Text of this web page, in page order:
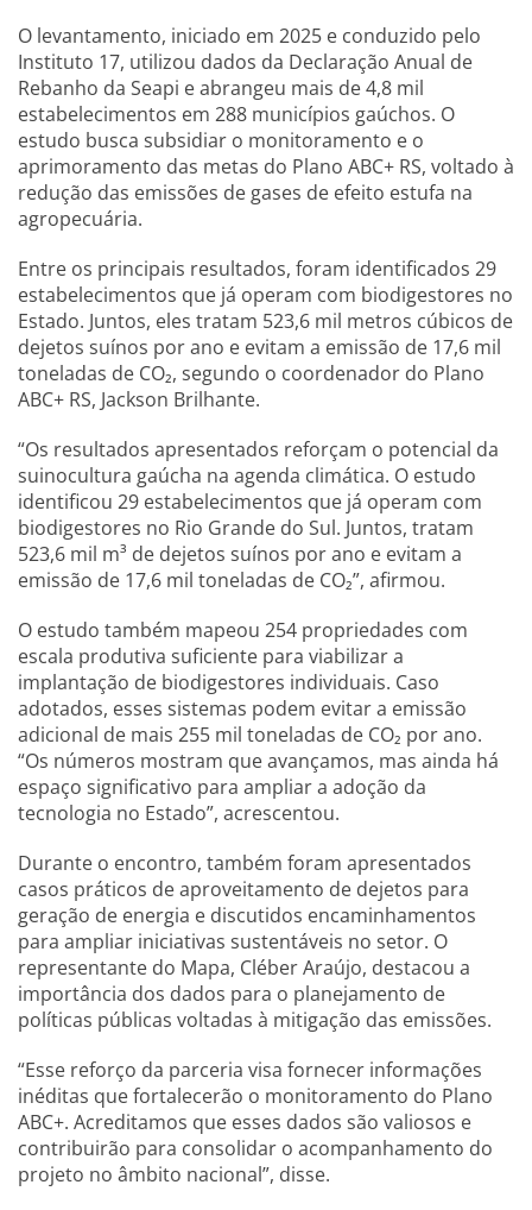
O levantamento, iniciado em 2025 e conduzido pelo
Instituto 17, utilizou dados da Declaração Anual de
Rebanho da Seapi e abrangeu mais de 4,8 mil
estabelecimentos em 288 municípios gaúchos. O
estudo busca subsidiar o monitoramento e o
aprimoramento das metas do Plano ABC+ RS, voltado à
redução das emissões de gases de efeito estufa na
agropecuária.
Entre os principais resultados, foram identificados 29
estabelecimentos que já operam com biodigestores no
Estado. Juntos, eles tratam 523,6 mil metros cúbicos de
dejetos suínos por ano e evitam a emissão de 17,6 mil
toneladas de CO₂, segundo o coordenador do Plano
ABC+ RS, Jackson Brilhante.
“Os resultados apresentados reforçam o potencial da
suinocultura gaúcha na agenda climática. O estudo
identificou 29 estabelecimentos que já operam com
biodigestores no Rio Grande do Sul. Juntos, tratam
523,6 mil m³ de dejetos suínos por ano e evitam a
emissão de 17,6 mil toneladas de CO₂”, afirmou.
O estudo também mapeou 254 propriedades com
escala produtiva suficiente para viabilizar a
implantação de biodigestores individuais. Caso
adotados, esses sistemas podem evitar a emissão
adicional de mais 255 mil toneladas de CO₂ por ano.
“Os números mostram que avançamos, mas ainda há
espaço significativo para ampliar a adoção da
tecnologia no Estado”, acrescentou.
Durante o encontro, também foram apresentados
casos práticos de aproveitamento de dejetos para
geração de energia e discutidos encaminhamentos
para ampliar iniciativas sustentáveis no setor. O
representante do Mapa, Cléber Araújo, destacou a
importância dos dados para o planejamento de
políticas públicas voltadas à mitigação das emissões.
“Esse reforço da parceria visa fornecer informações
inéditas que fortalecerão o monitoramento do Plano
ABC+. Acreditamos que esses dados são valiosos e
contribuirão para consolidar o acompanhamento do
projeto no âmbito nacional”, disse.